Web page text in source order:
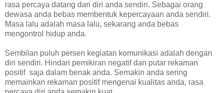
rasa percaya datang dari diri anda sendiri. Sebagai orang
dewasa anda bebas membentuk kepercayaan anda sendiri.
Masa lalu adalah masa lalu, sekarang anda bebas
mengontrol hidup anda.
Sembilan puluh persen kegiatan komunikasi adalah dengan
diri sendiri. Hindari pemikiran negatif dan putar rekaman
positif saja dalam benak anda. Semakin anda sering
memainkan rekaman positif mengenai kualitas anda, rasa